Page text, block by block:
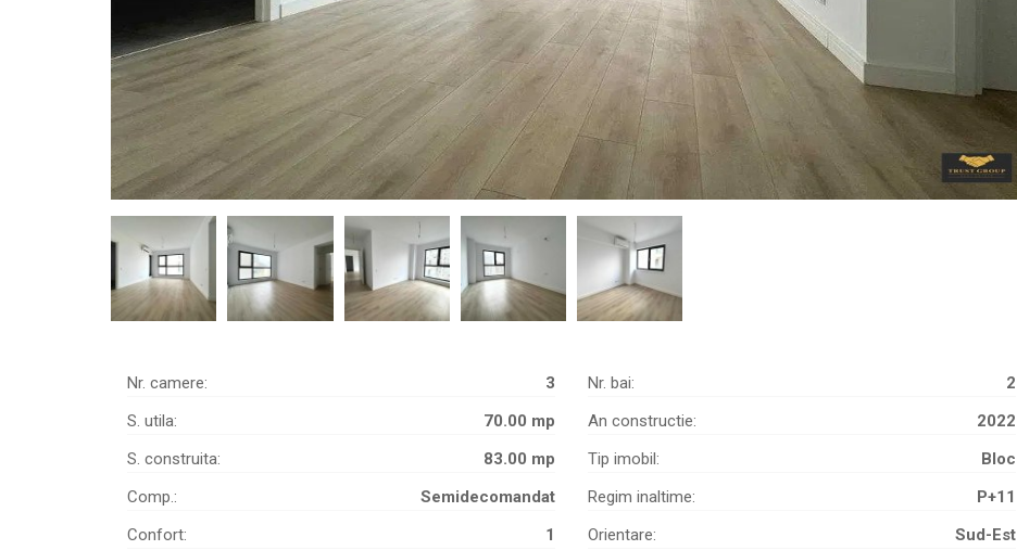
Nr. camere:
3
S. utila:
70.00 mp
S. construita:
83.00 mp
Comp.:
Semidecomandat
Confort:
1
Nr. bai:
2
An constructie:
2022
Tip imobil:
Bloc
Regim inaltime:
P+11
Orientare:
Sud-Est